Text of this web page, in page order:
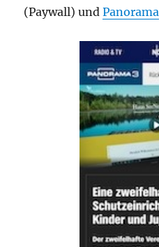
(Paywall) undPanorama